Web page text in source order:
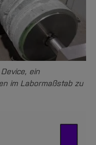
ein
im Labormaßstab zu